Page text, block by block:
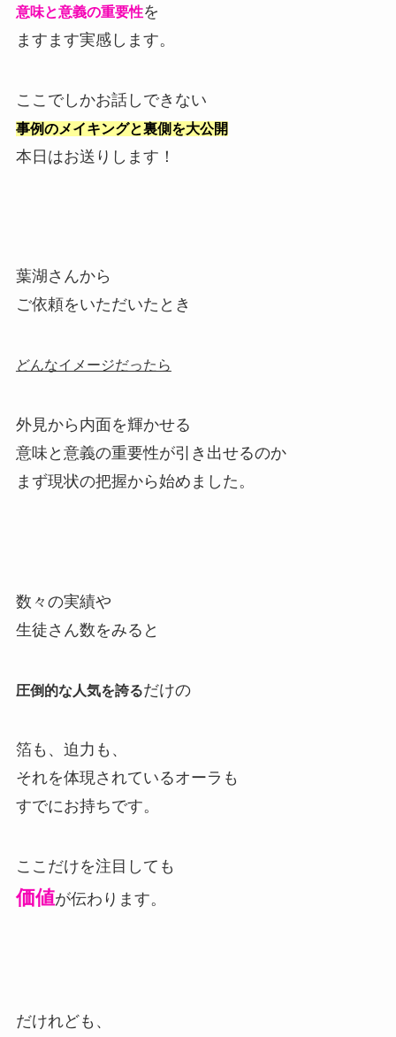
意味と意義の重要性を
ますます実感します。
ここでしかお話しできない
事例のメイキングと裏側を大公開
本日はお送りします！
葉湖さんから
ご依頼をいただいたとき
どんなイメージだったら
外見から内面を輝かせる
意味と意義の重要性が引き出せるのか
まず現状の把握から始めました。
数々の実績や
生徒さん数をみると
圧倒的な人気を誇るだけの
箔も、迫力も、
それを体現されているオーラも
すでにお持ちです。
ここだけを注目しても
価値が伝わります。
だけれども、